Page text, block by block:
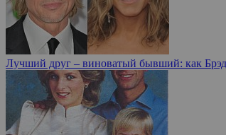
Лучший друг – виноватый бывший: как